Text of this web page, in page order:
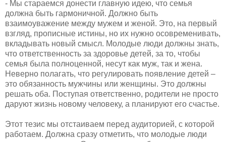
​- Мы стараемся донести главную идею, что семья
должна быть гармоничной. Должно быть
взаимоуважение между мужем и женой. Это, на первый
взгляд, прописные истины, но их нужно осовременивать,
вкладывать новый смысл. Молодые люди должны знать,
что ответственность за здоровье детей, за то, чтобы
семья была полноценной, несут как муж, так и жена.
Неверно полагать, что регулировать появление детей –
это обязанность мужчины или женщины. Это должны
решать оба. Поступая ответственно, родители не просто
даруют жизнь новому человеку, а планируют его счастье.
​Этот тезис мы отстаиваем перед аудиторией, с которой
работаем. Должна сразу отметить, что молодые люди